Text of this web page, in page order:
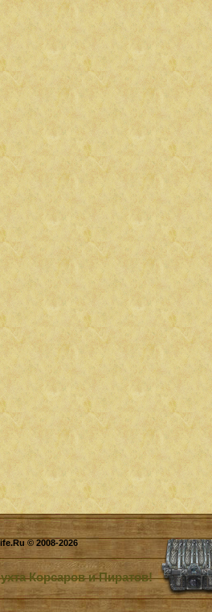
© 2008-2026
Корсаров и Пиратов!